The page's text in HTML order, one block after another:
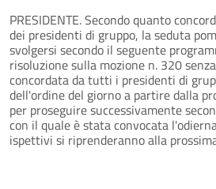
PRESIDENTE. Secondo quanto
dei presidenti di gruppo, la seduta
svolgersi secondo il seguente
risoluzione sulla mozione n. 320
concordata da tutti i presidenti di
dell'ordine del giorno a partire dalla
per proseguire successivamente
con il quale è stata convocata
ispettivi si riprenderanno alla